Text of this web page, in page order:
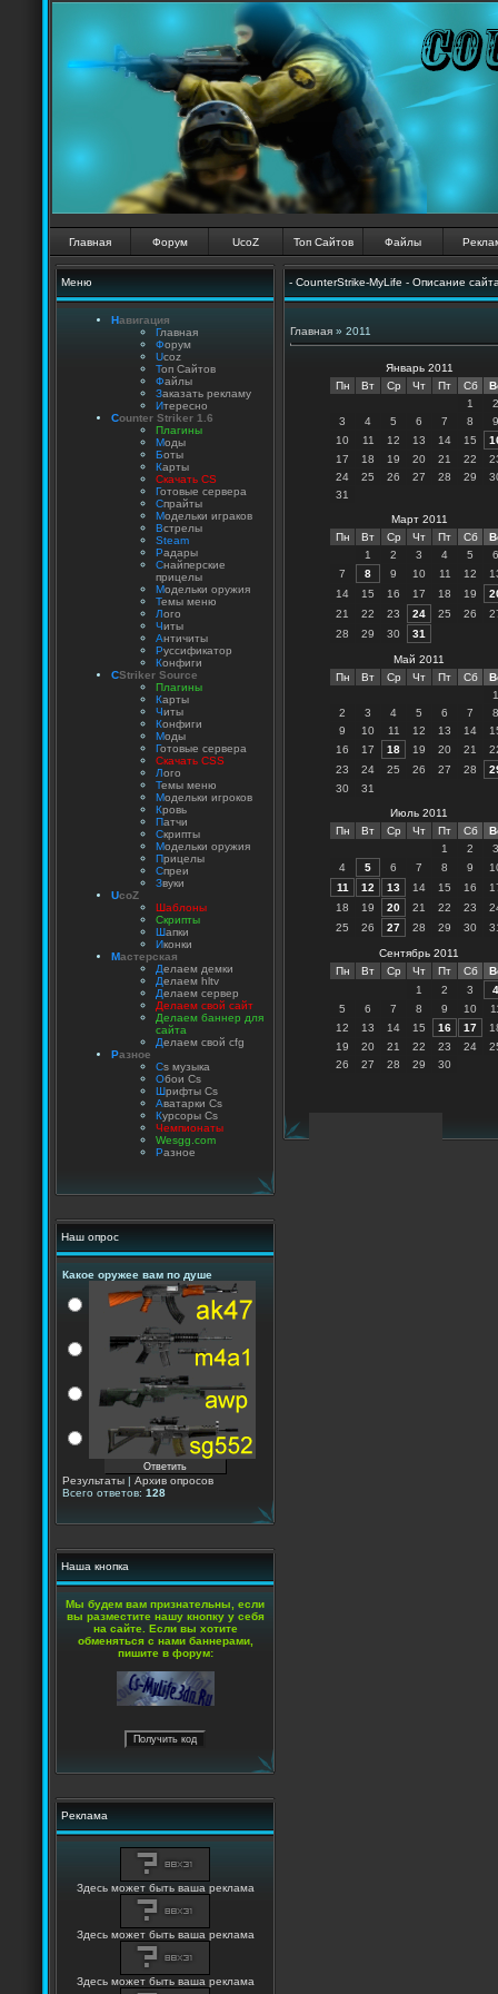
Главная Форум UcoZ Топ Сайтов Файлы
Меню
Навигация
Главная
Форум
Ucoz
Топ Сайтов
Файлы
Заказать рекламу
Итересно
Counter Striker 1.6
Плагины
Моды
Боты
Карты
Скачать CS
Готовые сервера
Спрайты
Модельки играков
Встрелы
Steam
Радары
Снайперские
прицелы
Модельки оружия
Темы меню
Лого
Читы
Античиты
Руссификатор
Конфиги
CStriker Source
Плагины
Карты
Читы
Конфиги
Моды
Готовые сервера
Скачать CSS
Лого
Темы меню
Модельки игроков
Кровь
Патчи
Скрипты
Модельки оружия
Прицелы
Спреи
Звуки
UcoZ
Шаблоны
Скрипты
Шапки
Иконки
Мастерская
Делаем демки
Делаем hltv
Делаем сервер
Делаем свой сайт
Делаем баннер для
сайта
Делаем свой cfg
Разное
Cs музыка
Обои Cs
Шрифты Cs
Аватарки Cs
Курсоры Cs
Чемпионаты
Wesgg.com
Разное
Наш опрос
Какое оружее вам по душе
Результаты | Архив опросов
Всего ответов: 128
Наша кнопка
Мы будем вам признательны, если
вы разместите нашу кнопку у себя
на сайте. Если вы хотите
обменяться с нами баннерами,
пишите в форум:
Реклама
Здесь может быть ваша реклама
Здесь может быть ваша реклама
Здесь может быть ваша реклама
- CounterStrike-MyLife - Описание
Главная » 2011
Январь 2011
Пн
Вт Ср Чт Пт Сб
1
2
3
4 5 6 7 8
9
10
11 12 13 14 15
17
18 19 20 21 22
24
25 26 27 28 29
31
Март 2011
Пн
Вт Ср Чт Пт Сб
1
2 3 4 5
6
7
8 9 10 11 12
14
15 16 17 18 19
21
22 23 24 25 26
28
29 30 31
Май 2011
Пн
Вт Ср Чт Пт Сб
1
2
3 4 5 6 7
8
9
10 11 12 13 14
16
17 18 19 20 21
23
24 25 26 27 28
30
31
Июль 2011
Пн
Вт Ср Чт Пт Сб
1
2
3
4
5 6 7 8 9
11
12 13 14 15 16
18
19 20 21 22 23
25
26 27 28 29 30
Сентябрь 2011
Пн
Вт Ср Чт Пт Сб
1
2 3
4
5
6 7 8 9 10
12
13 14 15 16 17
19
20 21 22 23 24
26
27 28 29 30